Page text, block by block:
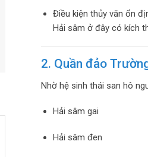
Điều kiện thủy văn ổn
Hải sâm ở đây có kích
2. Quần đảo
Nhờ hệ sinh thái san hô
Hải sâm gai
Hải sâm đen